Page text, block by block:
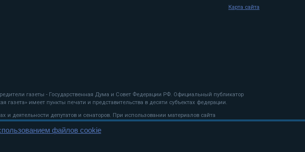
газеты - Государственная Дума и Совет Федерации РФ. Официальный публикатор
имеет пункты печати и представительства в десяти субъектах федерации.
деятельности депутатов и сенаторов. При использовании материалов сайта
Карта сайта
файлов cookie